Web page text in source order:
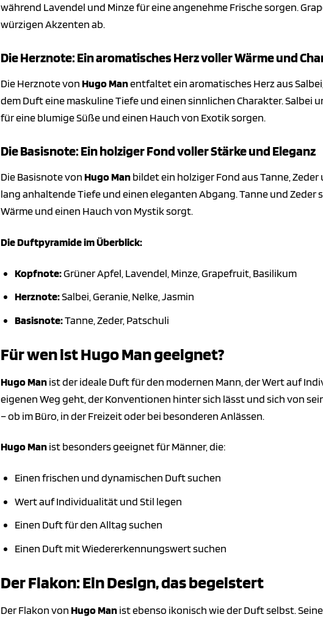
während Lavendel und Minze für eine angenehme Frische sorgen.
würzigen Akzenten ab.
Die Herznote: Ein aromatisches Herz voller Wärme und
Die Herznote vonHugo Manentfaltet ein aromatisches Herz aus
dem Duft eine maskuline Tiefe und einen sinnlichen Charakter. Salbei
für eine blumige Süße und einen Hauch von Exotik sorgen.
Die Basisnote: Ein holziger Fond voller Stärke und Eleganz
Die Basisnote vonHugo Manbildet ein holziger Fond aus Tanne,
lang anhaltende Tiefe und einen eleganten Abgang. Tanne und
Wärme und einen Hauch von Mystik sorgt.
Die Duftpyramide im Überblick:
Kopfnote:Grüner Apfel, Lavendel, Minze, Grapefruit, Basilikum
Herznote:Salbei, Geranie, Nelke, Jasmin
Basisnote:Tanne, Zeder, Patschuli
Für wen ist Hugo Man geeignet?
Hugo Manist der ideale Duft für den modernen Mann, der Wert auf
eigenen Weg geht, der Konventionen hinter sich lässt und sich von
– ob im Büro, in der Freizeit oder bei besonderen Anlässen.
Hugo Manist besonders geeignet für Männer, die:
Einen frischen und dynamischen Duft suchen
Wert auf Individualität und Stil legen
Einen Duft für den Alltag suchen
Einen Duft mit Wiedererkennungswert suchen
Der Flakon: Ein Design, das begeistert
Der Flakon vonHugo Manist ebenso ikonisch wie der Duft selbst.